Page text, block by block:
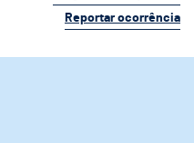
Reportar ocorrência